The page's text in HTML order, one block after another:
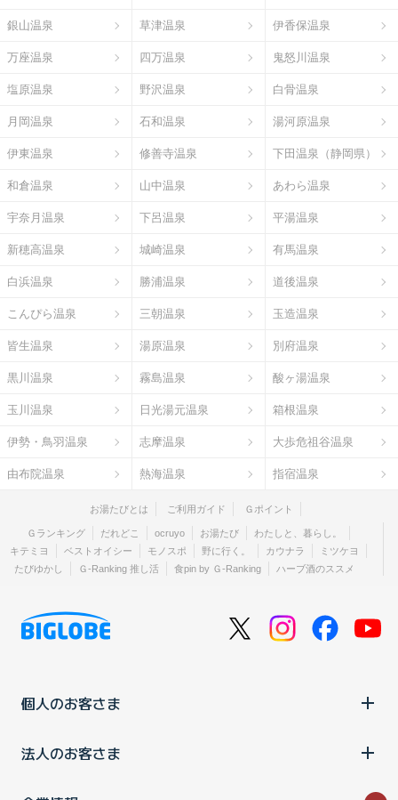
銀山温泉 草津温泉 伊香保温泉
万座温泉 四万温泉 鬼怒川温泉
塩原温泉 野沢温泉 白骨温泉
月岡温泉 石和温泉 湯河原温泉
伊東温泉 修善寺温泉 下田温泉（静岡県）
和倉温泉 山中温泉 あわら温泉
宇奈月温泉 下呂温泉 平湯温泉
新穂高温泉 城崎温泉 有馬温泉
白浜温泉 勝浦温泉 道後温泉
こんぴら温泉 三朝温泉 玉造温泉
皆生温泉 湯原温泉 別府温泉
黒川温泉 霧島温泉 酸ヶ湯温泉
玉川温泉 日光湯元温泉 箱根温泉
伊勢・鳥羽温泉 志摩温泉 大歩危祖谷温泉
由布院温泉 熱海温泉 指宿温泉
お湯たびとは ご利用ガイド Ｇポイント
Ｇランキング だれどこ ocruyo お湯たび
わたしと、暮らし。
キテミヨ
ベストオイシー モノスポ 野に行く。 カウナラ
ミツケヨ
たびゆかし
Ｇ-Ranking 推し活 食pin by Ｇ-Ranking ハーブ酒のススメ
個人のお客さま
法人のお客さま